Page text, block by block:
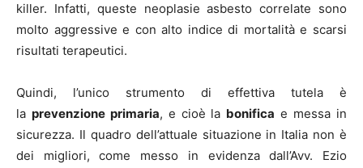
killer. Infatti, queste neoplasie asbesto correlate sono
molto aggressive e con alto indice di mortalità e scarsi
risultati terapeutici.
Quindi, l’unico strumento di effettiva tutela è
la prevenzione primaria, e cioè la bonifica e messa in
sicurezza. Il quadro dell’attuale situazione in Italia non è
dei migliori, come messo in evidenza dall’Avv. Ezio